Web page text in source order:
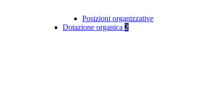
Posizioni organizzative
Dotazione organica 2